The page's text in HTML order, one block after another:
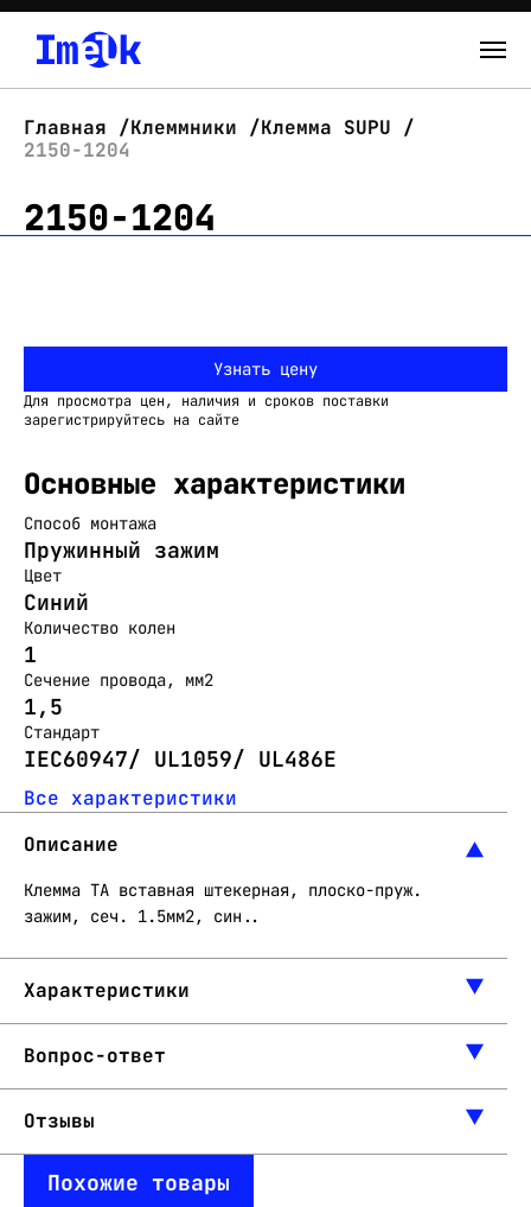
Новости
Контакты
Вход
Главная Клеммники
Клемма SUPU
2150-1204
2150-1204
Узнать цену
Для просмотра цен, наличия и сроков поставки
зарегистрируйтесь на сайте
Основные характеристики
Способ монтажа
Пружинный зажим
Цвет
Синий
Количество колен
1
Сечение провода, мм2
1,5
Стандарт
IEC60947/ UL1059/ UL486E
Все характеристики
Описание
Клемма ТА вставная штекерная, плоско-пруж.
зажим, сеч. 1.5мм2, син..
Характеристики
Вопрос-ответ
Отзывы
Похожие товары